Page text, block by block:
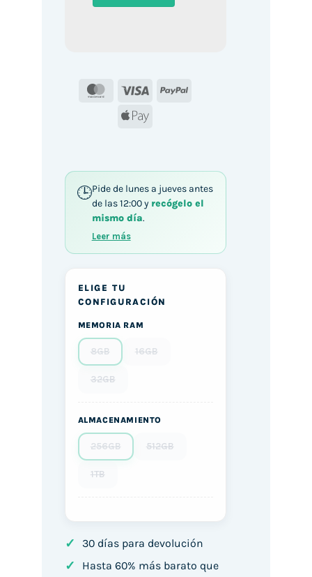
MasterCard
Visa
PayPal
Apple
Pide de lunes a jueves antes
de las 12:00 y recógelo el
mismo día.
Leer más
ELIGE TU
CONFIGURACIÓN
MEMORIA RAM
8GB 16GB
32GB
ALMACENAMIENTO
256GB 512GB
1TB
✓ 30 días para devolución
✓
Hasta 60% más barato que